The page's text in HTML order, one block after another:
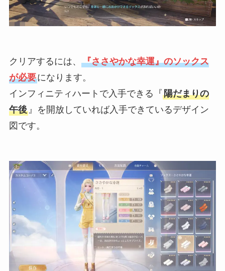
クリアするには、 『ささやかな幸運』のソックス
が必要になります。
インフィニティハートで入手できる『陽だまりの
午後』を開放していれば入手できているデザイン
図です。